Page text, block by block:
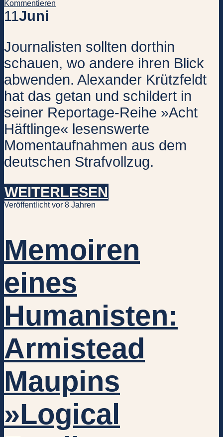
Kommentieren
11Juni
Journalisten sollten dorthin
schauen, wo andere ihren Blick
abwenden. Alexander Krützfeldt
hat das getan und schildert in
seiner Reportage-Reihe »Acht
Häftlinge« lesenswerte
Momentaufnahmen aus dem
deutschen Strafvollzug.
WEITERLESEN
Veröffentlicht vor 8 Jahren
Memoiren
eines
Humanisten:
Armistead
Maupins
»Logical